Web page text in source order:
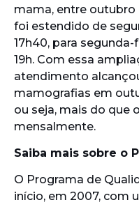
mama, entre
foi estendido de
17h40, para
19h. Com essa
atendimento
mamografias em
ou seja, mais do que
mensalmente.
Saiba mais sobre o
O Programa de
início, em 2007, com